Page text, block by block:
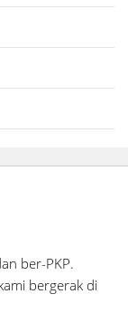
ber-PKP.
bergerak di